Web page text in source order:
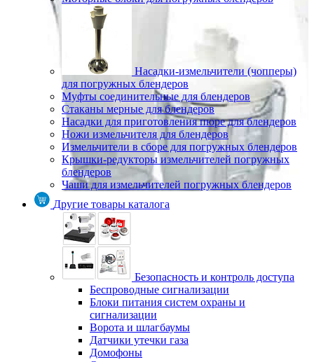
Насадки-измельчители (чопперы)
для погружных блендеров
Муфты соединительные для блендеров
Стаканы мерные для блендеров
Насадки для приготовления пюре для блендеров
Ножи измельчителя для блендеров
Измельчители в сборе для погружных блендеров
Крышки-редукторы измельчителей погружных
блендеров
Чаши для измельчителей погружных блендеров
Другие товары каталога
Безопасность и контроль доступа
Беспроводные сигнализации
Блоки питания систем охраны и
сигнализации
Ворота и шлагбаумы
Датчики утечки газа
Домофоны